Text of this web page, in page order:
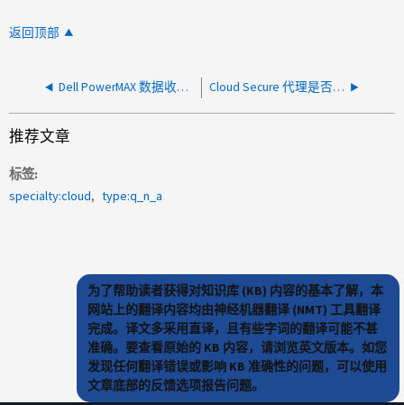
返回顶部
Dell PowerMAX 数据收集器性能采集已停止 Cloud Secure 代理是否会在升级过程中自动重新启动？
推荐文章
标签
specialty:cloud
type:q_n_a
为了帮助读者获得对知识库 (KB) 内容的基本了解，本
网站上的翻译内容均由神经机器翻译 (NMT) 工具翻译
完成。译文多采用直译，且有些字词的翻译可能不甚
准确。要查看原始的 KB 内容，请浏览英文版本。如您
发现任何翻译错误或影响 KB 准确性的问题，可以使用
文章底部的反馈选项报告问题。